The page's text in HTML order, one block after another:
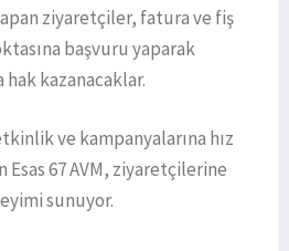
ziyaretçiler, fatura ve fiş
başvuru yaparak
hak kazanacaklar.
ve kampanyalarına hız
67 AVM, ziyaretçilerine
sunuyor.